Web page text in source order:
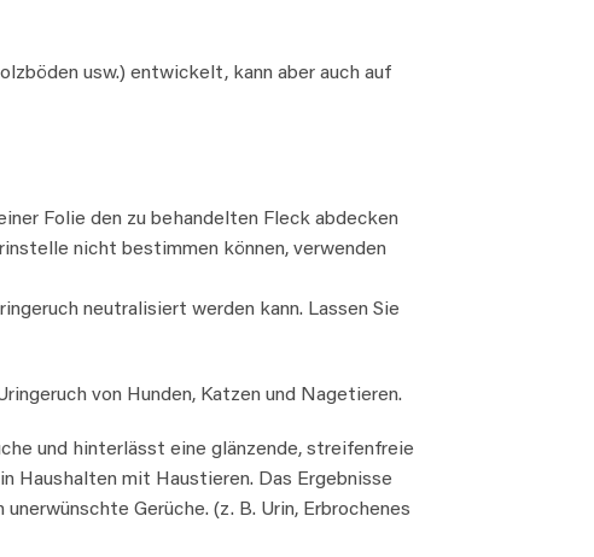
usw.) entwickelt, kann aber auch auf
Folie den zu behandelten Fleck abdecken
nicht bestimmen können, verwenden
neutralisiert werden kann. Lassen Sie
von Hunden, Katzen und Nagetieren.
und hinterlässt eine glänzende, streifenfreie
Haushalten mit Haustieren. Das Ergebnisse
Gerüche. (z. B. Urin, Erbrochenes